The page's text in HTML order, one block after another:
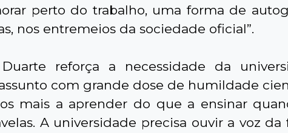
perto do trabalho, uma forma de
nos entremeios da sociedade oficial”.
Duarte reforça a necessidade da
com grande dose de humildade
mais a aprender do que a ensinar
A universidade precisa ouvir a voz da